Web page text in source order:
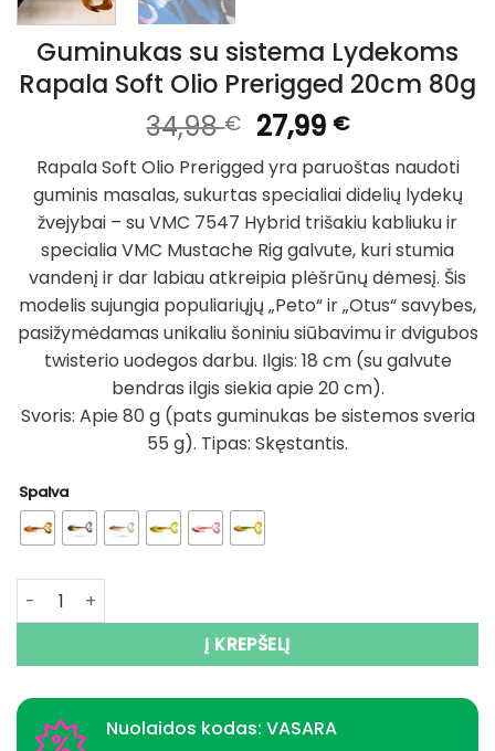
Guminukas su sistema Lydekoms
Rapala Soft Olio Prerigged 20cm 80g
34,98€ Original
price
was:
34,98 €.
27,99 €Current
price
is:
27,99 €.
Rapala Soft Olio Prerigged yra paruoštas naudoti
guminis masalas, sukurtas specialiai didelių lydekų
žvejybai – su VMC 7547 Hybrid trišakiu kabliuku ir
specialia VMC Mustache Rig galvute, kuri stumia
vandenį ir dar labiau atkreipia plėšrūnų dėmesį. Šis
modelis sujungia populiariųjų „Peto“ ir „Otus“ savybes,
pasižymėdamas unikaliu šoniniu siūbavimu ir dvigubos
twisterio uodegos darbu. Ilgis: 18 cm (su galvute
bendras ilgis siekia apie 20 cm).
Svoris: Apie 80 g (pats guminukas be sistemos sveria
55 g). Tipas: Skęstantis.
Spalva
produkto kiekis: Guminukas su sistema Lydekoms
Į KREPŠELĮ
Nuolaidos kodas: VASARA